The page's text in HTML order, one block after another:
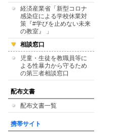
経済産業省「新型コロナ
感染症による学校休業対
策『#学びを止めない未来
の教室』 」
相談窓口
児童・生徒を教職員等に
よる性暴力から守るため
の第三者相談窓口
配布文書
配布文書一覧
携帯サイト